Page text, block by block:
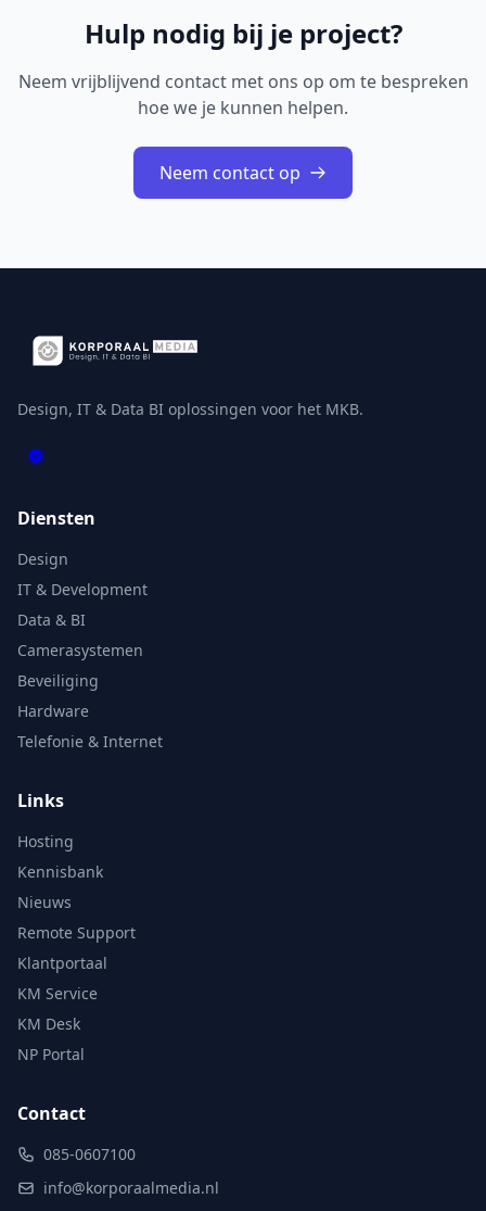
Hulp nodig bij je project?
Neem vrijblijvend contact met ons op om te bespreken
hoe we je kunnen helpen.
Neem contact op
Design, IT & Data BI oplossingen voor het MKB.
Diensten
Design
IT & Development
Data & BI
Camerasystemen
Beveiliging
Hardware
Telefonie & Internet
Links
Hosting
Kennisbank
Nieuws
Remote Support
Klantportaal
KM Service
KM Desk
NP Portal
Contact
085-0607100
info@korporaalmedia.nl